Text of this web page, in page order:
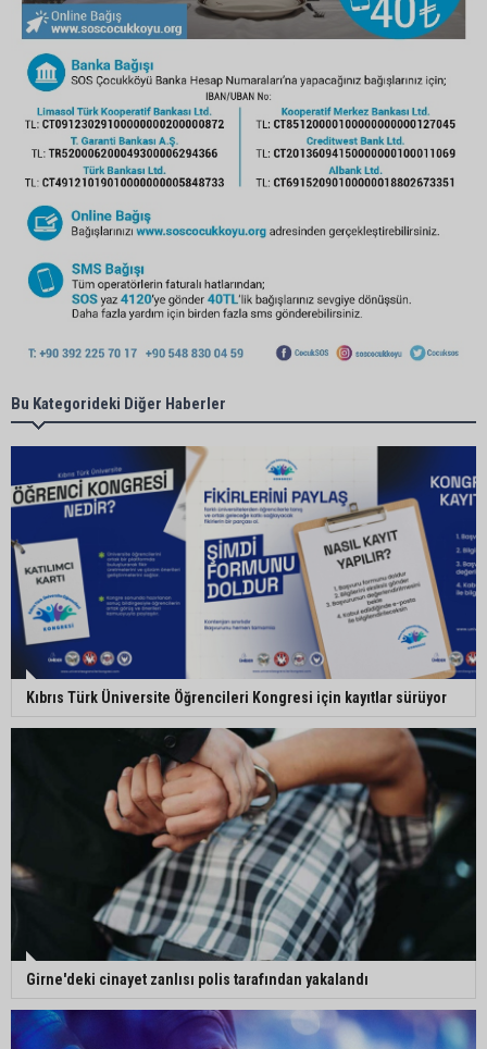
Bu Kategorideki Diğer Haberler
Kıbrıs Türk Üniversite Öğrencileri Kongresi için kayıtlar sürüyor
Girne'deki cinayet zanlısı polis tarafından yakalandı